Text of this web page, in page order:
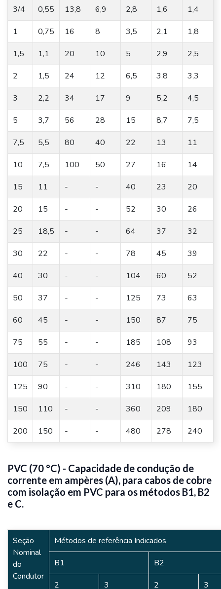
3/4 0,55 13,8 6,9 2,8 1,6 1,4
1 0,75 16 8 3,5 2,1 1,8
1,5 1,1 20 10 5 2,9 2,5
2 1,5 24 12 6,5 3,8 3,3
3 2,2 34 17 9 5,2 4,5
5 3,7 56 28 15 8,7 7,5
7,5 5,5 80 40 22 13 11
10 7,5 100 50 27 16 14
15 11 - - 40 23 20
20 15 - - 52 30 26
25 18,5 - - 64 37 32
30 22 - - 78 45 39
40 30 - - 104 60 52
50 37 - - 125 73 63
60 45 - - 150 87 75
75 55 - - 185 108 93
100 75 - - 246 143 123
125 90 - - 310 180 155
150 110 - - 360 209 180
200 150 - - 480 278 240
PVC (70 °C) - Capacidade de condução de
corrente em ampères (A), para cabos de cobre
com isolação em PVC para os métodos B1, B2
e C.
Seção
Nominal
do
Condutor
Métodos de referência Indicados
B1 B2
2
3
2
3